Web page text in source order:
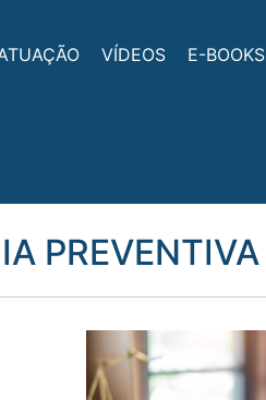
VÍDEOS E-BOOKS
PREVENTIVA